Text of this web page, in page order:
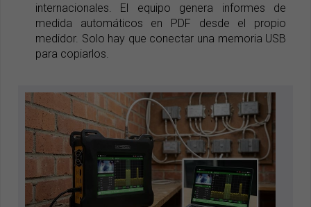
internacionales. El equipo genera informes de
medida automáticos en PDF desde el propio
medidor. Solo hay que conectar una memoria USB
para copiarlos.